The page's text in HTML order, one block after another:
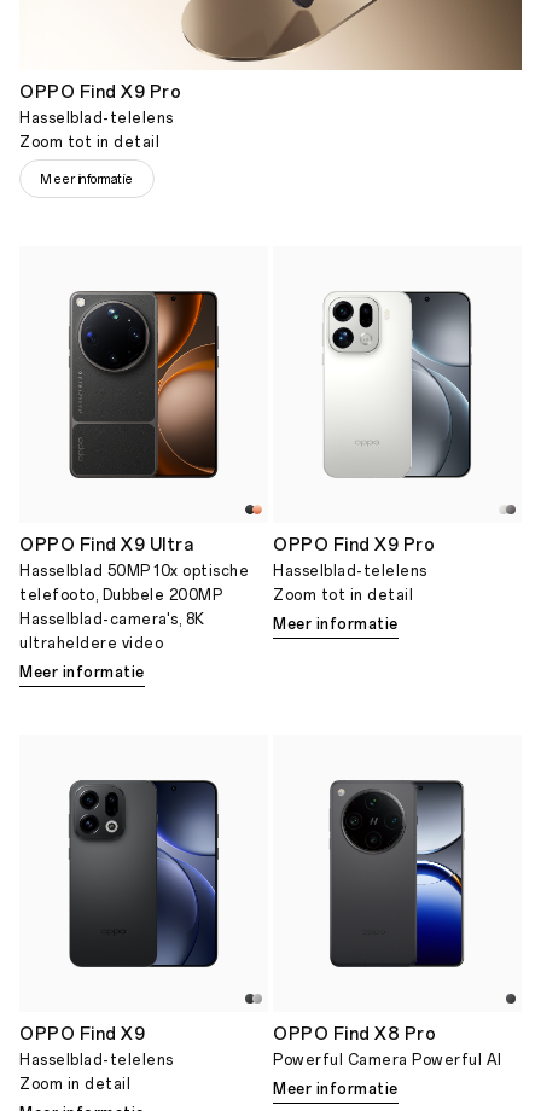
OPPO Find X9 Pro
Hasselblad-telelens
Zoom tot in detail
Meer informatie
OPPO Find X9 Ultra
Hasselblad 50MP 10x optische
telefooto, Dubbele 200MP
Hasselblad-camera's, 8K
ultraheldere video
Meer informatie
OPPO Find X9 Pro
Hasselblad-telelens
Zoom tot in detail
Meer informatie
OPPO Find X9
Hasselblad-telelens
Zoom in detail
OPPO Find X8 Pro
Powerful Camera Powerful AI
Meer informatie